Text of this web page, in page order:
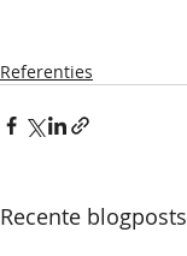
Referenties
Recente blogposts